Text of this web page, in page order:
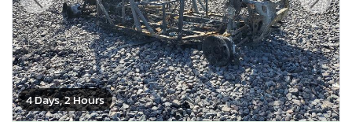
4 Days, 2 Hours